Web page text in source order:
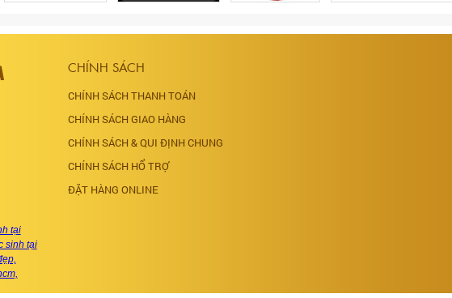
tại
sinh tại
CHÍNH SÁCH
CHÍNH SÁCH THANH TOÁN
CHÍNH SÁCH GIAO HÀNG
CHÍNH SÁCH & QUI ĐỊNH CHUNG
CHÍNH SÁCH HỔ TRỢ
ĐẶT HÀNG ONLINE